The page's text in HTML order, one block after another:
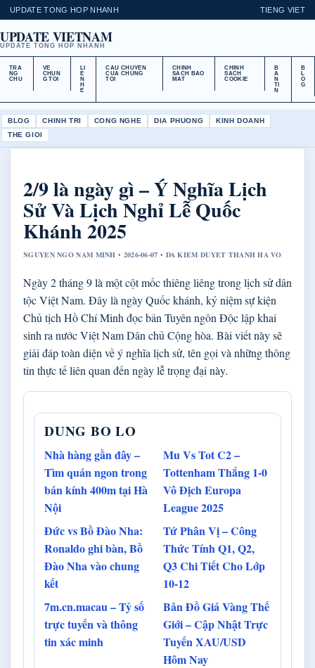
UPDATE TONG HOP NHANH TIENG VIET
UPDATE VIETNAM
UPDATE TONG HOP NHANH
TRA
NG
CHU
VE
CHUN
G TOI
LI
E
N
H
E
CAU CHUYEN
CUA CHUNG
TOI
CHINH
SACH BAO
MAT
CHINH
SACH
COOKIE
B
A
N
TI
N
B
L
O
G
BLOG CHINH TRI CONG NGHE DIA PHUONG
KINH DOANH
THE GIOI
2/9 là ngày gì – Ý Nghĩa Lịch
Sử Và Lịch Nghỉ Lễ Quốc
Khánh 2025
NGUYEN NGO NAM MINH • 2026-06-07 • DA KIEM DUYET THANH HA VO
Ngày 2 tháng 9 là một cột mốc thiêng liêng trong lịch sử dân
tộc Việt Nam. Đây là ngày Quốc khánh, kỷ niệm sự kiện
Chủ tịch Hồ Chí Minh đọc bản Tuyên ngôn Độc lập khai
sinh ra nước Việt Nam Dân chủ Cộng hòa. Bài viết này sẽ
giải đáp toàn diện về ý nghĩa lịch sử, tên gọi và những thông
tin thực tế liên quan đến ngày lễ trọng đại này.
DUNG BO LO
Nhà hàng gần đây –
Tìm quán ngon trong
bán kính 400m tại Hà
Nội
Mu Vs Tot C2 –
Tottenham Thắng 1-0
Vô Địch Europa
League 2025
Đức vs Bồ Đào Nha:
Ronaldo ghi bàn, Bồ
Đào Nha vào chung
kết
Tứ Phân Vị – Công
Thức Tính Q1, Q2,
Q3 Chi Tiết Cho Lớp
10-12
7m.cn.macau – Tỷ số
trực tuyến và thông
tin xác minh
Bản Đồ Giá Vàng Thế
Giới – Cập Nhật Trực
Tuyến XAU/USD
Hôm Nay